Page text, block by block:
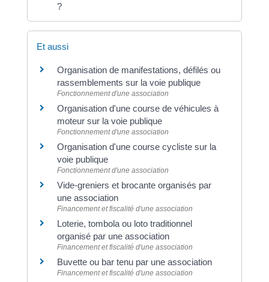
?
Et aussi
Organisation de manifestations, défilés ou
rassemblements sur la voie publique
Fonctionnement d'une association
Organisation d'une course de véhicules à
moteur sur la voie publique
Fonctionnement d'une association
Organisation d'une course cycliste sur la
voie publique
Fonctionnement d'une association
Vide-greniers et brocante organisés par
une association
Financement et fiscalité d'une association
Loterie, tombola ou loto traditionnel
organisé par une association
Financement et fiscalité d'une association
Buvette ou bar tenu par une association
Financement et fiscalité d'une association